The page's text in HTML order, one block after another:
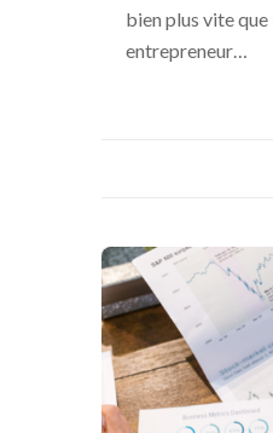
bien plus vite
entrepreneur…